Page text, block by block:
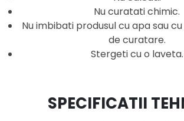
Nu curatati chimic.
Nu imbibati produsul cu apa sau
de curatare.
Stergeti cu o laveta.
SPECIFICATII